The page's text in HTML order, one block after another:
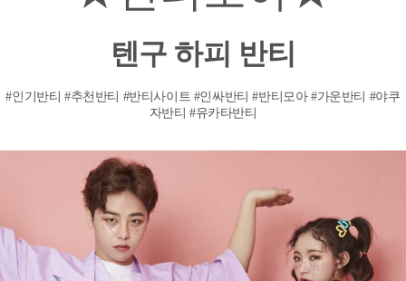
텐구 하피 반티
#인기반티 #추천반티 #반티사이트 #인싸반티 #반티모아 #가운반티 #야쿠
자반티 #유카타반티